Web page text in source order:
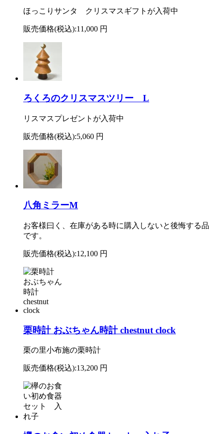
ほっこりサンタ クリスマスギフトが入荷中
販売価格(税込):11,000 円
ろくろのクリスマスツリー L
リスマスプレゼントが入荷中
販売価格(税込):5,060 円
八角ミラーM
お客様曰く、在庫がある時に購入しないと後悔する品
です。
販売価格(税込):12,100 円
栗時計 おぶちゃん時計 chestnut clock
栗の里小布施の栗時計
販売価格(税込):13,200 円